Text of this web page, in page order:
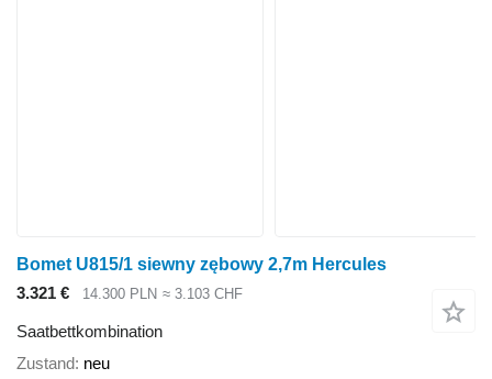
Bomet U815/1 siewny zębowy 2,7m Hercules
3.321 €
14.300 PLN ≈ 3.103 CHF
Saatbettkombination
Zustand neu